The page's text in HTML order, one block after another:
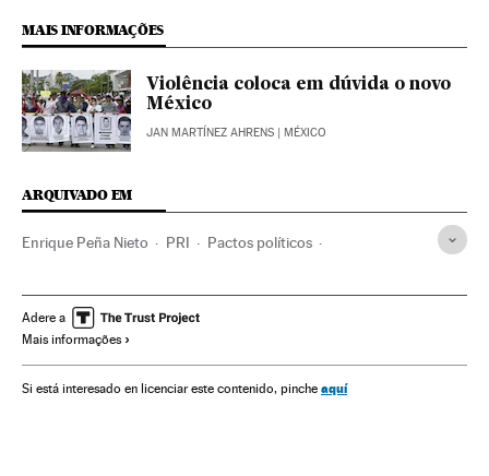
MAIS INFORMAÇÕES
Violência coloca em dúvida o novo
México
JAN MARTÍNEZ AHRENS | MÉXICO
ARQUIVADO EM
Enrique Peña Nieto PRI Pactos políticos
Corrupção América do Norte
Delitos
Adere a
Mais informações
Si está interesado en licenciar este contenido, pinche aquí